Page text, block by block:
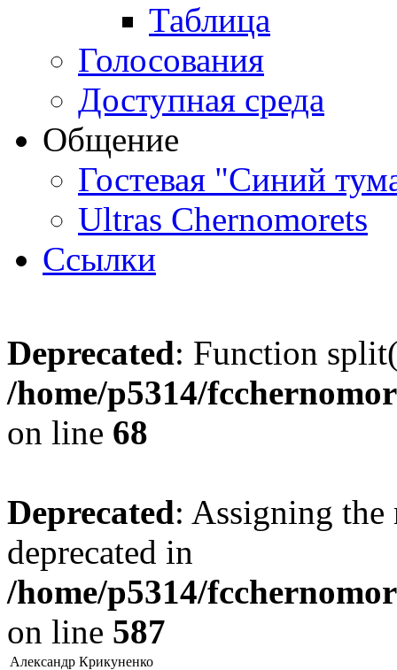
Таблица
Голосования
Доступная среда
Общение
Гостевая "Синий
Ultras Chernomorets
Ссылки
Deprecated: Function
/home/p5314/
on line 68
Deprecated: Assigning the
deprecated in
/home/p5314/
on line 587
Александр Крикуненко